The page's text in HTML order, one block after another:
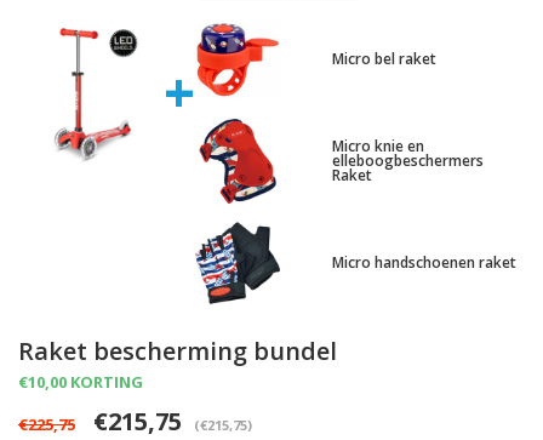
+ Micro bel raket
Micro knie en
elleboogbeschermers
Raket
Micro handschoenen raket
Raket bescherming bundel
€10,00 KORTING
€225,75
€215,75 (€215,75)